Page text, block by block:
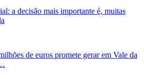
a decisão mais importante é, muitas
de euros promete gerar em Vale da